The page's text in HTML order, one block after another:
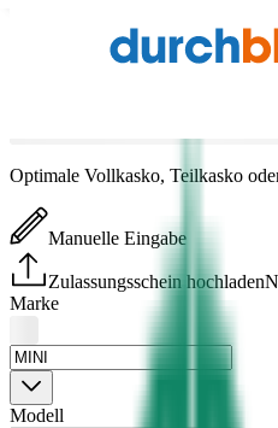
Autoversicherung
Optimale Vollkasko, Teilkasko
Manuelle Eingabe
Zulassungsschein hochladen
Marke
Modell